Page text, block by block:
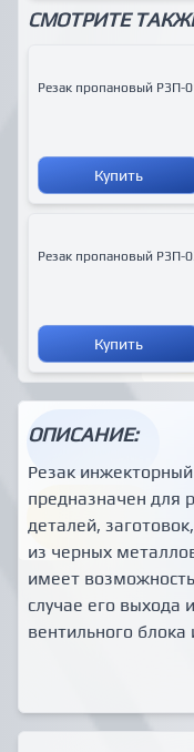
СМОТРИТЕ
Резак пропановый Р3П-
Купить
Резак пропановый Р3П-
Купить
ОПИСАНИЕ:
Резак
предназначен для
деталей,
из черных
имеет
случае его выхода
вентильного блока